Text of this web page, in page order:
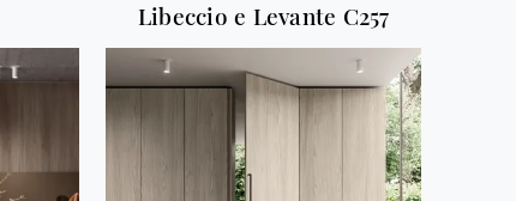
Libeccio e Levante C257